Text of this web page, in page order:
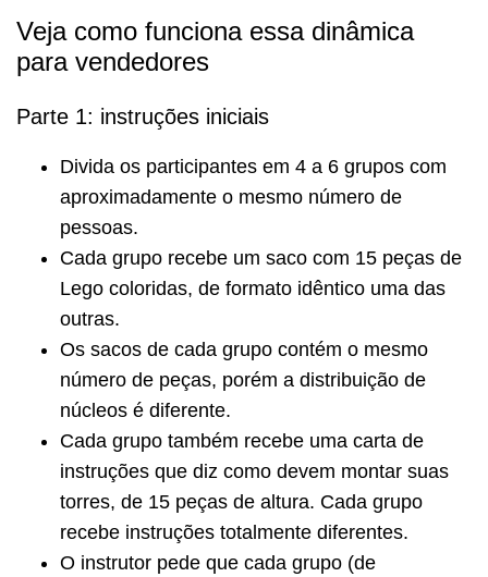
Veja como funciona essa dinâmica
para vendedores
Parte 1: instruções iniciais
Divida os participantes em 4 a 6 grupos com
aproximadamente o mesmo número de
pessoas.
Cada grupo recebe um saco com 15 peças de
Lego coloridas, de formato idêntico uma das
outras.
Os sacos de cada grupo contém o mesmo
número de peças, porém a distribuição de
núcleos é diferente.
Cada grupo também recebe uma carta de
instruções que diz como devem montar suas
torres, de 15 peças de altura. Cada grupo
recebe instruções totalmente diferentes.
O instrutor pede que cada grupo (de